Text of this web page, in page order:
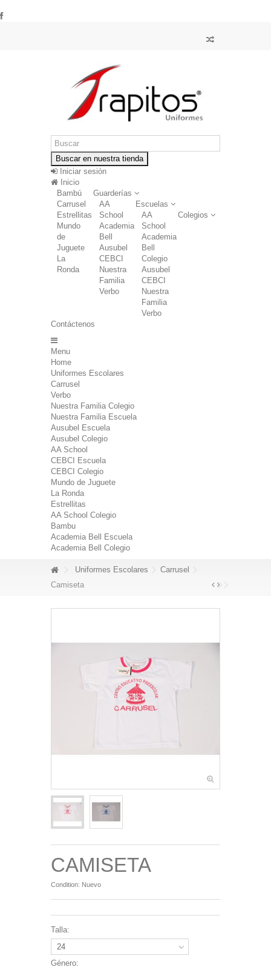
Buscar en nuestra tienda
Iniciar sesión
Inicio
Guarderías
Bambú
Carrusel
Estrellitas
Mundo
de
Juguete
La
Ronda
Escuelas
AA
School
Academia
Bell
Ausubel
CEBCI
Nuestra
Familia
Verbo
Colegios
AA
School
Academia
Bell
Colegio
Ausubel
CEBCI
Nuestra
Familia
Verbo
Contáctenos
Menu
Home
Uniformes Escolares
Carrusel
Verbo
Nuestra Familia Colegio
Nuestra Familia Escuela
Ausubel Escuela
Ausubel Colegio
AA School
CEBCI Escuela
CEBCI Colegio
Mundo de Juguete
La Ronda
Estrellitas
AA School Colegio
Bambu
Academia Bell Escuela
Academia Bell Colegio
Uniformes Escolares
Carrusel
Camiseta
CAMISETA
Condition: Nuevo
Talla:
24
Género: